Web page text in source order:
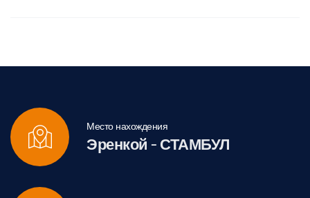
Место нахождения
Эренкой – СТАМБУЛ